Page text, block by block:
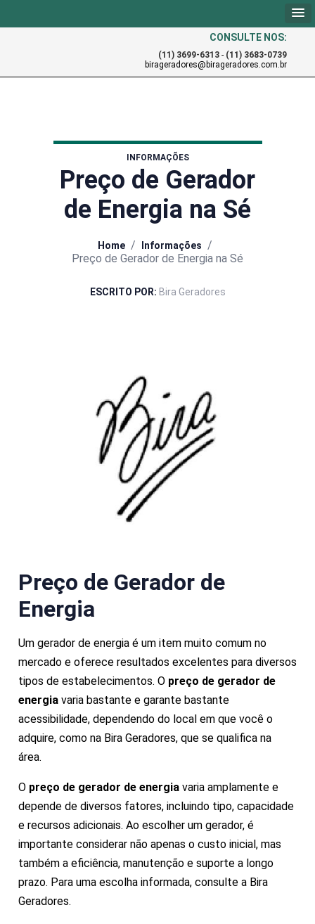
CONSULTE NOS:
(11) 3699-6313 - (11) 3683-0739
birageradores@birageradores.com.br
INFORMAÇÕES
Preço de Gerador
de Energia na Sé
Home / Informações /
Preço de Gerador de Energia na Sé
ESCRITO POR: Bira Geradores
Preço de Gerador de
Energia
Um gerador de energia é um item muito comum no
mercado e oferece resultados excelentes para diversos
tipos de estabelecimentos. O preço de gerador de
energia varia bastante e garante bastante
acessibilidade, dependendo do local em que você o
adquire, como na Bira Geradores, que se qualifica na
área.
O preço de gerador de energia varia amplamente e
depende de diversos fatores, incluindo tipo, capacidade
e recursos adicionais. Ao escolher um gerador, é
importante considerar não apenas o custo inicial, mas
também a eficiência, manutenção e suporte a longo
prazo. Para uma escolha informada, consulte a Bira
Geradores.